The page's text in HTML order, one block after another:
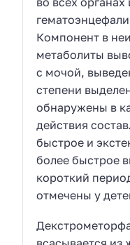
Компонент в
метаболиты
с мочой,
степени
обнаружены в
действия
быстрое и
более быстрое
короткий
отмечены у